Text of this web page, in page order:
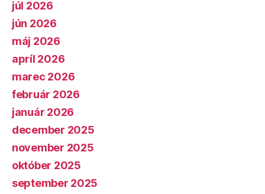
júl 2026
jún 2026
máj 2026
apríl 2026
marec 2026
február 2026
január 2026
december 2025
november 2025
október 2025
september 2025